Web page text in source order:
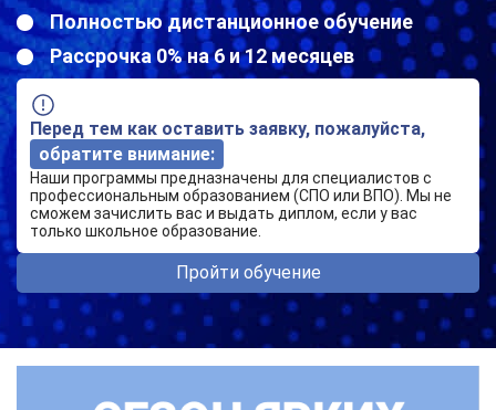
Полностью дистанционное обучение
Рассрочка 0% на 6 и 12 месяцев
Перед тем как оставить заявку, пожалуйста,
обратите внимание:
Наши программы предназначены для специалистов с
профессиональным образованием (СПО или ВПО). Мы не
сможем зачислить вас и выдать диплом, если у вас
только школьное образование.
Пройти обучение